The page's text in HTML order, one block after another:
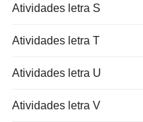
Atividades letra S
Atividades letra T
Atividades letra U
Atividades letra V